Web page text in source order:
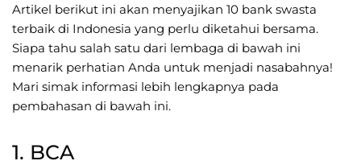
Artikel berikut ini akan menyajikan 10 bank swasta
terbaik di Indonesia yang perlu diketahui bersama.
Siapa tahu salah satu dari lembaga di bawah ini
menarik perhatian Anda untuk menjadi nasabahnya!
Mari simak informasi lebih lengkapnya pada
pembahasan di bawah ini.
1. BCA